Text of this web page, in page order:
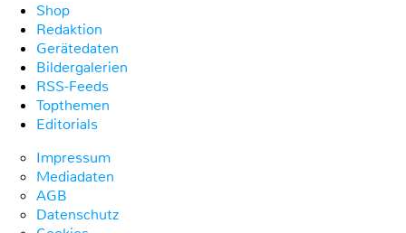
Shop
Redaktion
Gerätedaten
Bildergalerien
RSS-Feeds
Topthemen
Editorials
Impressum
Mediadaten
AGB
Datenschutz